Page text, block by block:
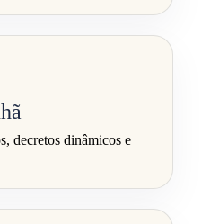
decretos dinâmicos e